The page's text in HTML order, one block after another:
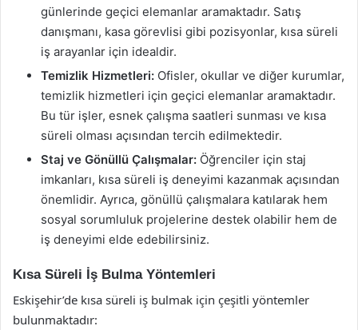
günlerinde geçici elemanlar aramaktadır. Satış
danışmanı, kasa görevlisi gibi pozisyonlar, kısa süreli
iş arayanlar için idealdir.
Temizlik Hizmetleri: Ofisler, okullar ve diğer kurumlar,
temizlik hizmetleri için geçici elemanlar aramaktadır.
Bu tür işler, esnek çalışma saatleri sunması ve kısa
süreli olması açısından tercih edilmektedir.
Staj ve Gönüllü Çalışmalar: Öğrenciler için staj
imkanları, kısa süreli iş deneyimi kazanmak açısından
önemlidir. Ayrıca, gönüllü çalışmalara katılarak hem
sosyal sorumluluk projelerine destek olabilir hem de
iş deneyimi elde edebilirsiniz.
Kısa Süreli İş Bulma Yöntemleri
Eskişehir’de kısa süreli iş bulmak için çeşitli yöntemler
bulunmaktadır: